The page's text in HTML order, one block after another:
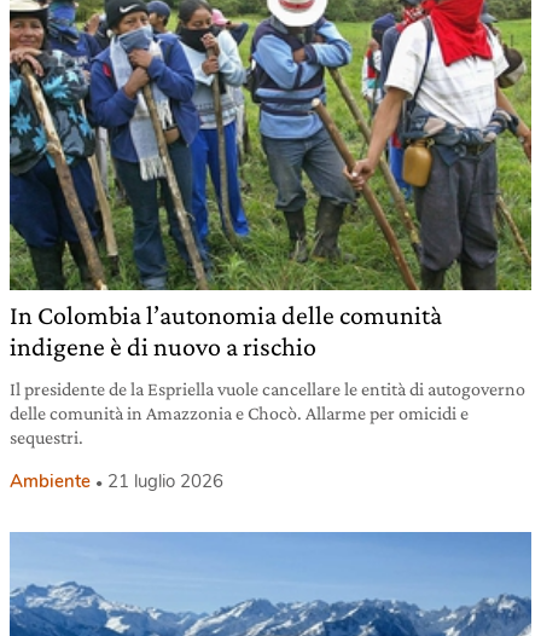
In Colombia l’autonomia delle comunità
indigene è di nuovo a rischio
Il presidente de la Espriella vuole cancellare le entità di autogoverno
delle comunità in Amazzonia e Chocò. Allarme per omicidi e
sequestri.
Ambiente 21 luglio 2026